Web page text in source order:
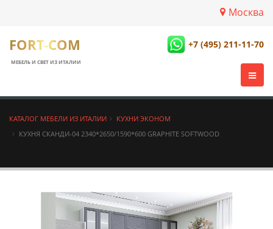
Москва
FORT-COM
МЕБЕЛЬ И СВЕТ ИЗ ИТАЛИИ
+7 (495) 211-11-70
КАТАЛОГ МЕБЕЛИ ИЗ ИТАЛИИ
КУХНИ ЭКОНОМ
КУХНЯ СКАНДИ-04 2340*2650/1590*600 GRAPHITE SOFTWOOD